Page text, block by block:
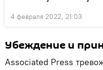
4 февраля 2022, 21:03
Убеждение и
Associated Press